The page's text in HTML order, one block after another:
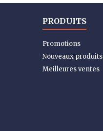
PRODUITS
Promotions
Nouveaux produits
Meilleures ventes